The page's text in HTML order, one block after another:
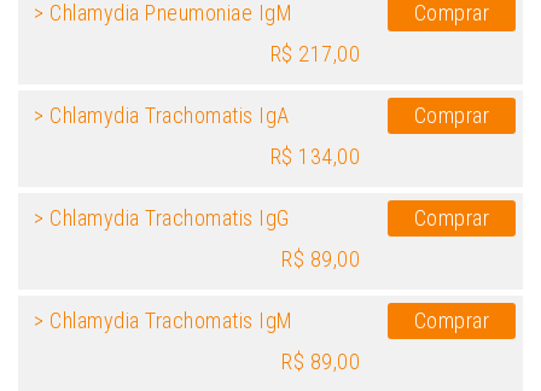
> Chlamydia Pneumoniae IgM
R$ 217,00
Comprar
> Chlamydia Trachomatis IgA
R$ 134,00
Comprar
> Chlamydia Trachomatis IgG
R$ 89,00
Comprar
> Chlamydia Trachomatis IgM
R$ 89,00
Comprar